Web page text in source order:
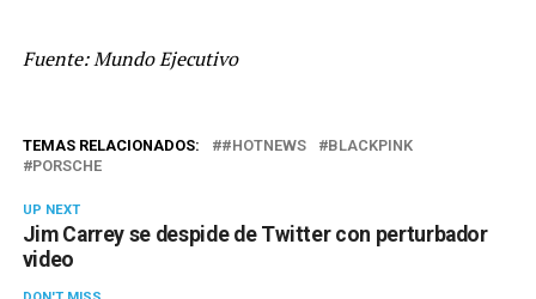
Fuente: Mundo Ejecutivo
TEMAS RELACIONADOS: #HOTNEWS
BLACKPINK
PORSCHE
UP NEXT
Jim Carrey se despide de Twitter con perturbador
video